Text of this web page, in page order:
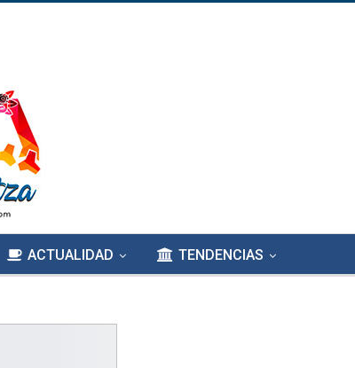
ACTUALIDAD TENDENCIAS